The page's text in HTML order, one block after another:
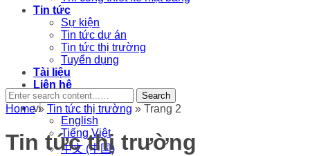
Tin tức
Sự kiện
Tin tức dự án
Tin tức thị trường
Tuyển dụng
Tài liệu
Liên hệ
vi
English
Tiếng Việt
中文 (中国)
Search
Home» Tin tức thị trường » Trang 2
Tin tức thị trường